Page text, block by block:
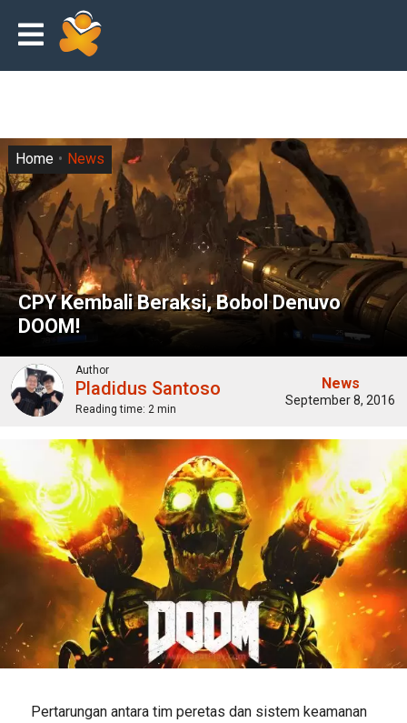
CPY Kembali Beraksi, Bobol Denuvo
DOOM!
Home News
Author
Pladidus Santoso
Reading time: 2 min
News
September 8, 2016
Pertarungan antara tim peretas dan sistem keamanan